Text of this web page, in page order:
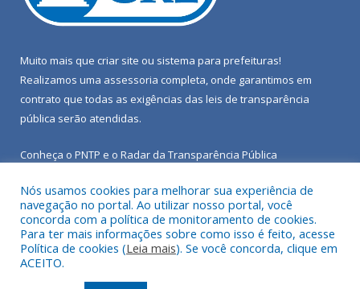
Muito mais que criar site ou sistema para prefeituras!
Realizamos uma assessoria completa, onde garantimos em
contrato que todas as exigências das leis de transparência
pública serão atendidas.
Conheça o PNTP e o Radar da Transparência Pública
Todos os direitos reservados a Câmara Municipal de Porto de
Moz.
Nós usamos cookies para melhorar sua experiência de
navegação no portal. Ao utilizar nosso portal, você
concorda com a política de monitoramento de cookies.
Para ter mais informações sobre como isso é feito, acesse
Política de cookies (Leia mais). Se você concorda, clique em
ACEITO.